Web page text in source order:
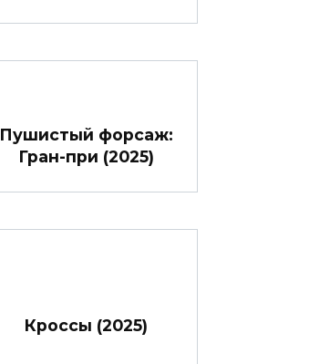
Пушистый форсаж:
Гран-при (2025)
Кроссы (2025)